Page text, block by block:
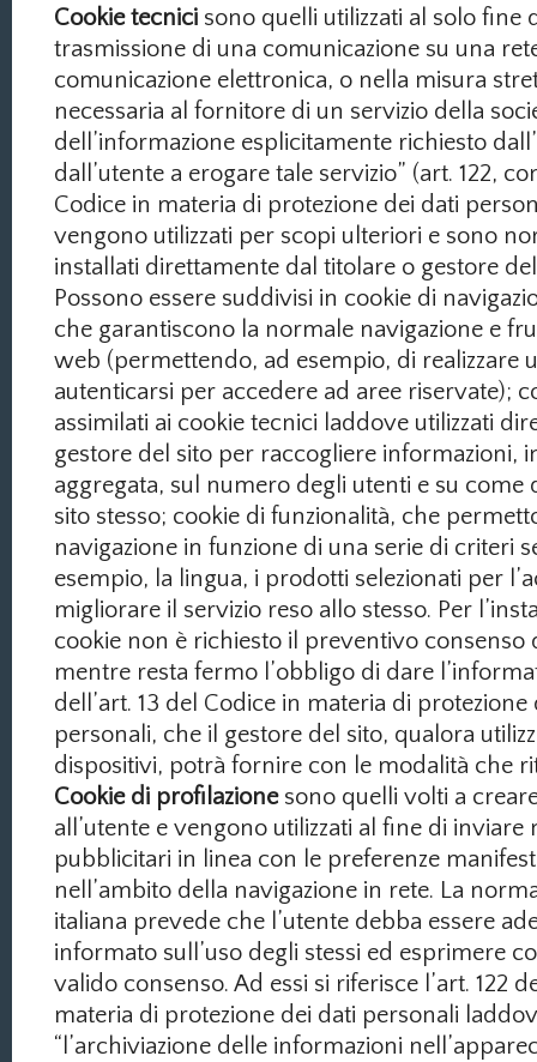
Cookie tecnici sono quelli utilizzati al solo fine
trasmissione di una comunicazione su una
comunicazione elettronica, o nella misura
necessaria al fornitore di un servizio della
dell’informazione esplicitamente richiesto
dall’utente a erogare tale servizio” (art. 122,
Codice in materia di protezione dei dati
vengono utilizzati per scopi ulteriori e sono
installati direttamente dal titolare o gestore
Possono essere suddivisi in cookie di
che garantiscono la normale navigazione e
web (permettendo, ad esempio, di realizzare
autenticarsi per accedere ad aree riservate);
assimilati ai cookie tecnici laddove utilizzati
gestore del sito per raccogliere informazioni,
aggregata, sul numero degli utenti e su come
sito stesso; cookie di funzionalità, che
navigazione in funzione di una serie di criteri
esempio, la lingua, i prodotti selezionati per
migliorare il servizio reso allo stesso. Per
cookie non è richiesto il preventivo consenso
mentre resta fermo l’obbligo di dare
dell’art. 13 del Codice in materia di protezione
personali, che il gestore del sito, qualora
dispositivi, potrà fornire con le modalità che
Cookie di profilazionesono quelli volti a
all’utente e vengono utilizzati al fine di inviare
pubblicitari in linea con le preferenze
nell’ambito della navigazione in rete. La
italiana prevede che l’utente debba essere
informato sull’uso degli stessi ed esprimere
valido consenso. Ad essi si riferisce l’art. 122
materia di protezione dei dati personali
“l’archiviazione delle informazioni